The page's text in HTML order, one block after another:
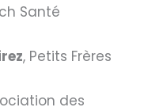
Santé
, Petits Frères
des